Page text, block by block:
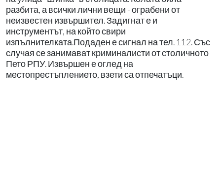
разбита, а всички лични вещи - ограбени от
неизвестен извършител. Задигнат е и
инструментът, на който свири
изпълнителката.Подаден е сигнал на тел. 112. Със
случая се занимават криминалисти от столичното
Пето РПУ. Извършен е оглед на
местопрестъплението, взети са отпечатъци.